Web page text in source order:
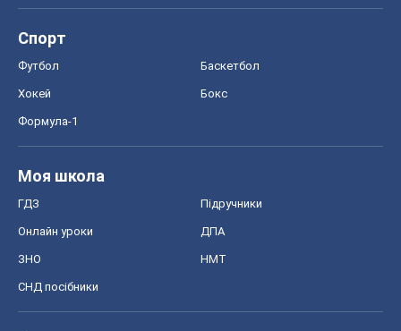
Спорт
Футбол Баскетбол
Хокей Бокс
Формула-1
Моя школа
ГДЗ Підручники
Онлайн уроки ДПА
ЗНО НМТ
СНД посібники